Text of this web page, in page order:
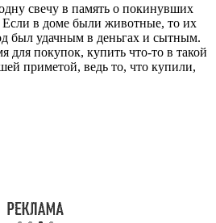
свечу в память о покинувших
Если в доме были животные, то их
был удачным в деньгах и сытным.
для покупок, купить что-то в такой
приметой, ведь то, что купили,